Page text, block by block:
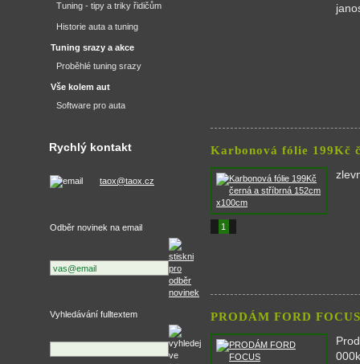
Karbonová fólie 199Kč
1
PRODÁM FORD FOCUS
Tuning - tipy a triky řidičům
Historie auta a tuning
Tuning srazy a akce
Proběhlé tuning srazy
Vše kolem aut
Software pro auta
Rychlý kontakt
taox@taox.cz
Odběr novinek na email
Vyhledávání fulltextem